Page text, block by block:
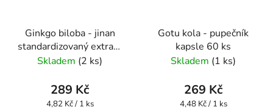
Ginkgo biloba - jinan
standardizovaný extrakt
kapsle 60 ks
Skladem (2 ks)
289 Kč
Měrná
4,82 Kč / 1 ks
Gotu kola - pupečník
kapsle 60 ks
Skladem (1 ks)
269 Kč
Měrná
4,48 Kč / 1 ks